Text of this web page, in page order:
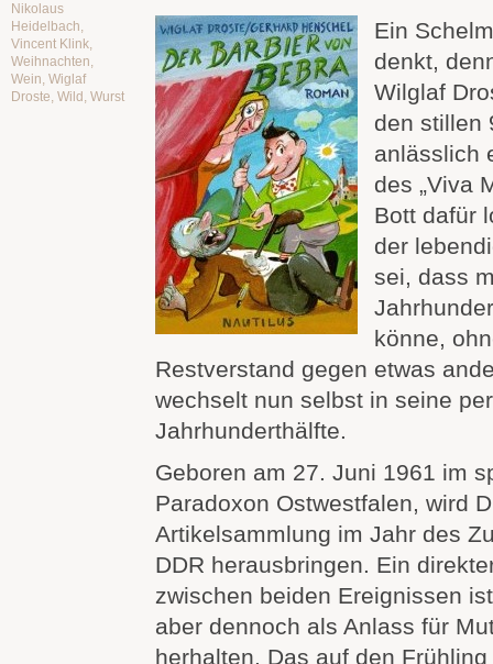
Nikolaus
Heidelbach,
Vincent Klink,
Weihnachten,
Wein, Wiglaf
Droste, Wild , Wurst
Ein
denkt,
Wilglaf
den stillen
anlässlich
des „Viva
Bott dafür
der
sei, dass
könne,
Restverstand gegen etwas
wechselt nun selbst in seine
Jahrhunderthälfte.
Geboren am 27. Juni 1961 im
Paradoxon Ostwestfalen, wird
Artikelsammlung im Jahr des
DDR herausbringen. Ein
zwischen beiden Ereignissen
aber dennoch als Anlass für
herhalten. Das auf den